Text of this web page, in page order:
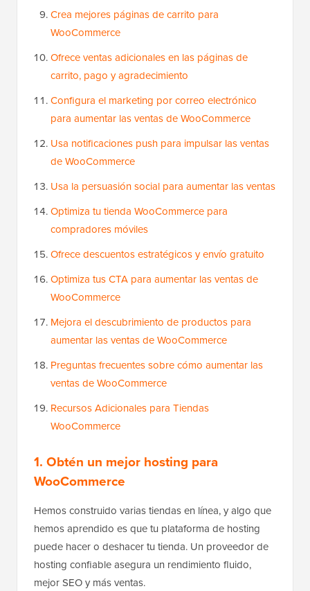
Crea mejores páginas de carrito para
WooCommerce
Ofrece ventas adicionales en las páginas de
carrito, pago y agradecimiento
Configura el marketing por correo electrónico
para aumentar las ventas de WooCommerce
Usa notificaciones push para impulsar las ventas
de WooCommerce
Usa la persuasión social para aumentar las ventas
Optimiza tu tienda WooCommerce para
compradores móviles
Ofrece descuentos estratégicos y envío gratuito
Optimiza tus CTA para aumentar las ventas de
WooCommerce
Mejora el descubrimiento de productos para
aumentar las ventas de WooCommerce
Preguntas frecuentes sobre cómo aumentar las
ventas de WooCommerce
Recursos Adicionales para Tiendas
WooCommerce
1. Obtén un mejor hosting para
WooCommerce
Hemos construido varias tiendas en línea, y algo que
hemos aprendido es que tu plataforma de hosting
puede hacer o deshacer tu tienda. Un proveedor de
hosting confiable asegura un rendimiento fluido,
mejor SEO y más ventas.